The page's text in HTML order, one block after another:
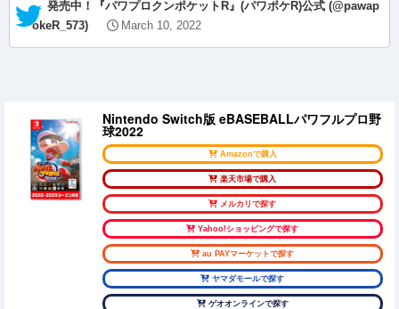
— 発売中！『パワプロクンポケットR』(パワポケR)公式 (@pawap
okeR_573)
March 10, 2022
Nintendo Switch版 eBASEBALLパワフルプロ野
球2022
Amazonで購入
楽天市場で購入
メルカリで探す
Yahoo!ショッピングで探す
au PAYマーケットで探す
ヤマダモールで探す
ゲオオンラインで探す